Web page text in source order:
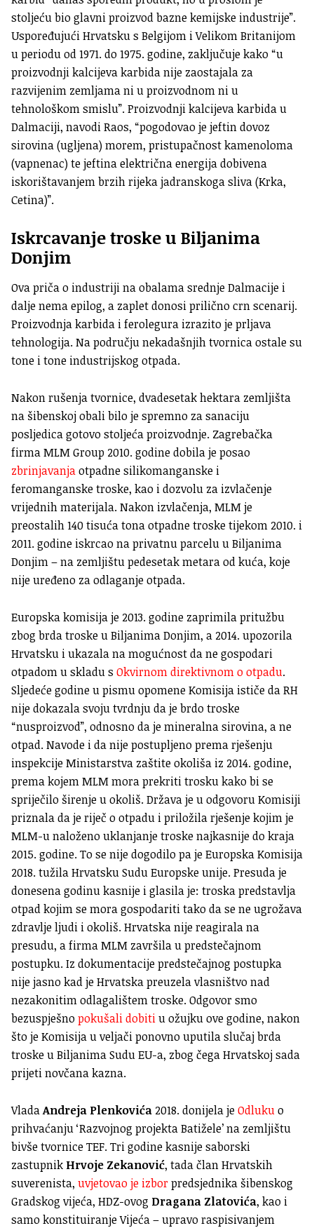
stoljeću bio glavni proizvod bazne kemijske industrije”.
Uspoređujući Hrvatsku s Belgijom i Velikom Britanijom
u periodu od 1971. do 1975. godine, zaključuje kako “u
proizvodnji kalcijeva karbida nije zaostajala za
razvijenim zemljama ni u proizvodnom ni u
tehnološkom smislu”. Proizvodnji kalcijeva karbida u
Dalmaciji, navodi Raos, “pogodovao je jeftin dovoz
sirovina (ugljena) morem, pristupačnost kamenoloma
(vapnenac) te jeftina električna energija dobivena
iskorištavanjem brzih rijeka jadranskoga sliva (Krka,
Cetina)”.
Iskrcavanje troske u Biljanima
Donjim
Ova priča o industriji na obalama srednje Dalmacije i
dalje nema epilog, a zaplet donosi prilično crn scenarij.
Proizvodnja karbida i ferolegura izrazito je prljava
tehnologija. Na području nekadašnjih tvornica ostale su
tone i tone industrijskog otpada.
Nakon rušenja tvornice, dvadesetak hektara zemljišta
na šibenskoj obali bilo je spremno za sanaciju
posljedica gotovo stoljeća proizvodnje. Zagrebačka
firma MLM Group 2010. godine dobila je posao
zbrinjavanjaotpadne silikomanganske i
feromanganske troske, kao i dozvolu za izvlačenje
vrijednih materijala. Nakon izvlačenja, MLM je
preostalih 140 tisuća tona otpadne troske tijekom 2010. i
2011. godine iskrcao na privatnu parcelu u Biljanima
Donjim – na zemljištu pedesetak metara od kuća, koje
nije uređeno za odlaganje otpada.
Europska komisija je 2013. godine zaprimila pritužbu
zbog brda troske u Biljanima Donjim, a 2014. upozorila
Hrvatsku i ukazala na mogućnost da ne gospodari
otpadom u skladu s Okvirnom direktivnom o otpadu.
Sljedeće godine u pismu opomene Komisija ističe da RH
nije dokazala svoju tvrdnju da je brdo troske
“nusproizvod”, odnosno da je mineralna sirovina, a ne
otpad. Navode i da nije postupljeno prema rješenju
inspekcije Ministarstva zaštite okoliša iz 2014. godine,
prema kojem MLM mora prekriti trosku kako bi se
spriječilo širenje u okoliš. Država je u odgovoru Komisiji
priznala da je riječ o otpadu i priložila rješenje kojim je
MLM-u naloženo uklanjanje troske najkasnije do kraja
2015. godine. To se nije dogodilo pa je Europska Komisija
2018. tužila Hrvatsku Sudu Europske unije. Presuda je
donesena godinu kasnije i glasila je: troska predstavlja
otpad kojim se mora gospodariti tako da se ne ugrožava
zdravlje ljudi i okoliš. Hrvatska nije reagirala na
presudu, a firma MLM završila u predstečajnom
postupku. Iz dokumentacije predstečajnog postupka
nije jasno kad je Hrvatska preuzela vlasništvo nad
nezakonitim odlagalištem troske. Odgovor smo
bezuspješnopokušali dobitiu ožujku ove godine, nakon
što je Komisija u veljači ponovno uputila slučaj brda
troske u Biljanima Sudu EU-a, zbog čega Hrvatskoj sada
prijeti novčana kazna.
VladaAndreja Plenkovića 2018. donijela jeOdlukuo
prihvaćanju ‘Razvojnog projekta Batižele’ na zemljištu
bivše tvornice TEF. Tri godine kasnije saborski
zastupnik Hrvoje Zekanović, tada član Hrvatskih
suverenista, uvjetovao je izborpredsjednika šibenskog
Gradskog vijeća, HDZ-ovog Dragana Zlatovića, kao i
samo konstituiranje Vijeća – upravo raspisivanjem